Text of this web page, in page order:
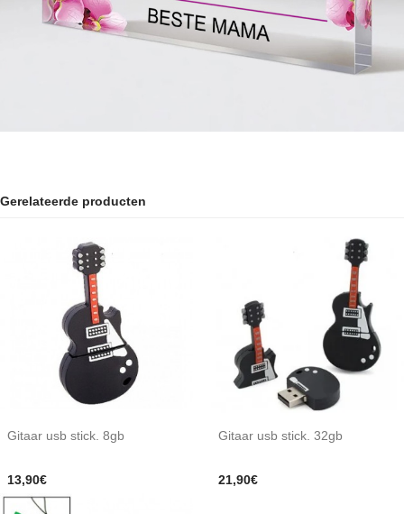
Gerelateerde producten
Gitaar usb stick. 8gb
13,90€
Gitaar usb stick. 32gb
21,90€